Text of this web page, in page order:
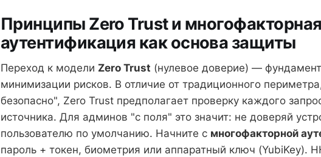
Принципы Zero Trust и многофакторная
аутентификация как основа защиты
Переход к модели Zero Trust (нулевое доверие) —
минимизации рисков. В отличие от традиционного
безопасно", Zero Trust предполагает проверку каждого
источника. Для админов "с поля" это значит: не доверяй
пользователю по умолчанию. Начните с многофакторной
пароль + токен, биометрия или аппаратный ключ (YubiKey).